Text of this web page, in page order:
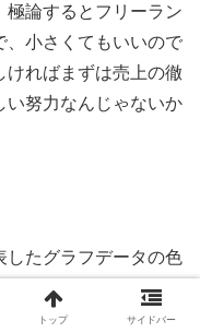
極論するとフリーラン
、小さくてもいいので
ければまずは売上の徹
い努力なんじゃないか
したグラフデータの色
いうことではないよ
いう設定をしている
トップ サイドバー